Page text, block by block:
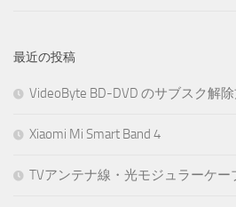
最近の投稿
VideoByte BD-DVD のサブスク解
Xiaomi Mi Smart Band 4
TVアンテナ線・光モジュラーケ